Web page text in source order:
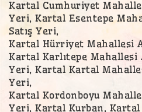
Kartal Cumhuriyet
Yeri, Kartal Esentepe
Satış Yeri,
Kartal Hürriyet Mahallesi
Kartal Karlıtepe Mahallesi
Yeri, Kartal Kartal
Yeri,
Kartal Kordonboyu
Yeri, Kartal Kurban,